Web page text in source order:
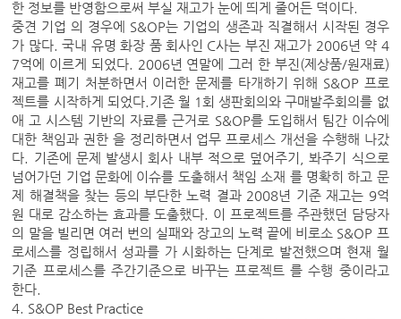
한 정보를 반영함으로써 부실 재고가 눈에 띄게 줄어든 덕이다.
중견 기업 의 경우에 S&OP는 기업의 생존과 직결해서 시작된 경우
가 많다. 국내 유명 화장 품 회사인 C사는 부진 재고가 2006년 약 4
7억에 이르게 되었다. 2006년 연말에 그러 한 부진(제상품/원재료)
재고를 폐기 처분하면서 이러한 문제를 타개하기 위해 S&OP 프로
젝트를 시작하게 되었다.기존 월 1회 생판회의와 구매발주회의를 없
애 고 시스템 기반의 자료를 근거로 S&OP를 도입해서 팀간 이슈에
대한 책임과 권한 을 정리하면서 업무 프로세스 개선을 수행해 나갔
다. 기존에 문제 발생시 회사 내부 적으로 덮어주기, 봐주기 식으로
넘어가던 기업 문화에 이슈를 도출해서 책임 소재 를 명확히 하고 문
제 해결책을 찾는 등의 부단한 노력 결과 2008년 기준 재고는 9억
원 대로 감소하는 효과를 도출했다. 이 프로젝트를 주관했던 담당자
의 말을 빌리면 여러 번의 실패와 장고의 노력 끝에 비로소 S&OP 프
로세스를 정립해서 성과를 가 시화하는 단계로 발전했으며 현재 월
기준 프로세스를 주간기준으로 바꾸는 프로젝트 를 수행 중이라고
한다.
4. S&OP Best Practice